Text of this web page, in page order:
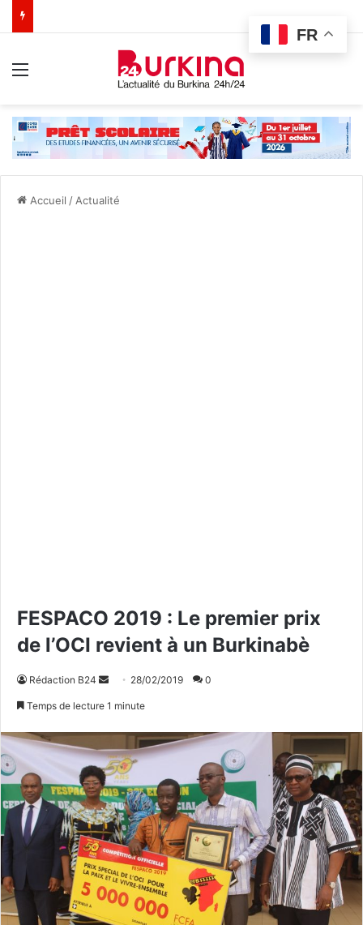
Accueil / Actualité
FESPACO 2019 : Le premier prix
de l’OCI revient à un Burkinabè
Rédaction B24
o
y
e
r
u
n
c
o
u
28/02/2019 0
Temps de lecture 1 minute
FR